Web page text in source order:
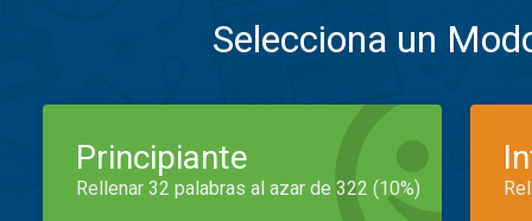
Selecciona un
Principiante
Rellenar 32 palabras al azar de 322 (10%)